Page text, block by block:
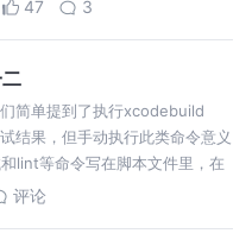
47 3
简单提到了执行xcodebuild
结果，但手动执行此类命令意义
lint等命令写在脚本文件里，在
，自动执行脚本，以执行…
评论